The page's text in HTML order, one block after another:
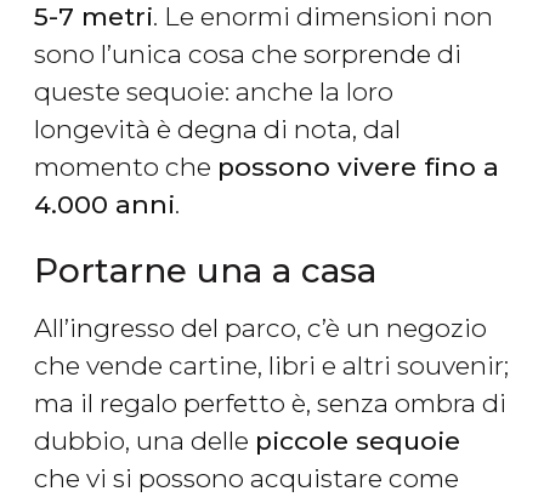
5-7 metri. Le enormi dimensioni non
sono l’unica cosa che sorprende di
queste sequoie: anche la loro
longevità è degna di nota, dal
momento che possono vivere fino a
4.000 anni.
Portarne una a casa
All’ingresso del parco, c’è un negozio
che vende cartine, libri e altri souvenir;
ma il regalo perfetto è, senza ombra di
dubbio, una delle piccole sequoie
che vi si possono acquistare come